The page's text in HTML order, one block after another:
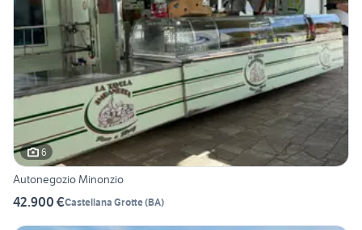
6
Autonegozio Minonzio
42.900 €Castellana Grotte(BA)